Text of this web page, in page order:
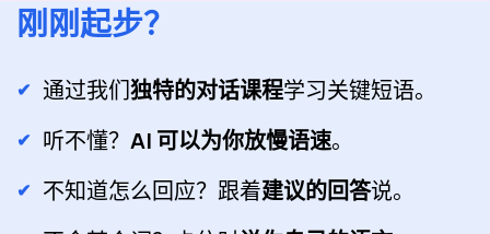
刚刚起步？
通过我们独特的对话课程学习关键短语。
听不懂？ AI 可以为你放慢语速。
不知道怎么回应？跟着建议的回答说。